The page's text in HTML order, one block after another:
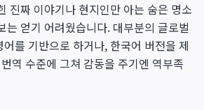
진짜 이야기나 현지인만 아는 숨은 명소
는 얻기 어려웠습니다. 대부분의 글로벌
를 기반으로 하거나, 한국어 버전을 제
역 수준에 그쳐 감동을 주기엔 역부족